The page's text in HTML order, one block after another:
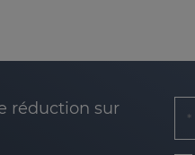
réduction sur